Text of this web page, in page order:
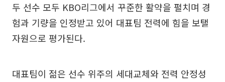
두 선수 모두 KBO리그에서 꾸준한 활약을 펼치며 경
험과 기량을 인정받고 있어 대표팀 전력에 힘을 보탤
자원으로 평가된다.
대표팀이 젊은 선수 위주의 세대교체와 전력 안정성